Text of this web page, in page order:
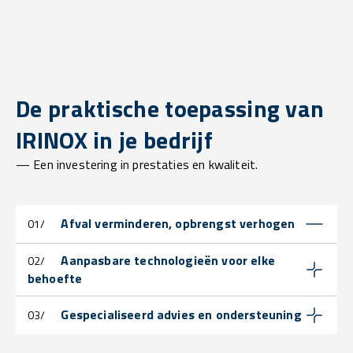
De praktische toepassing van
IRINOX in je bedrijf
— Een investering in prestaties en kwaliteit.
01/ Afval verminderen, opbrengst verhogen
02/
Aanpasbare technologieën voor elke
behoefte
03/ Gespecialiseerd advies en ondersteuning